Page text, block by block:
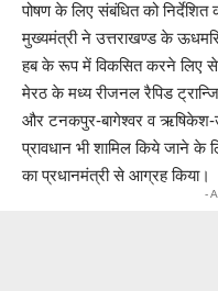
पोषण के लिए संबंधित को
मुख्यमंत्री ने उत्तराखण्ड के
हब के रूप में विकसित करने लिए
मेरठ के मध्य रीजनल रैपिड
और टनकपुर-बागेश्वर व ऋषिकेश-
प्रावधान भी शामिल किये जाने के
का प्रधानमंत्री से आग्रह किया।
-